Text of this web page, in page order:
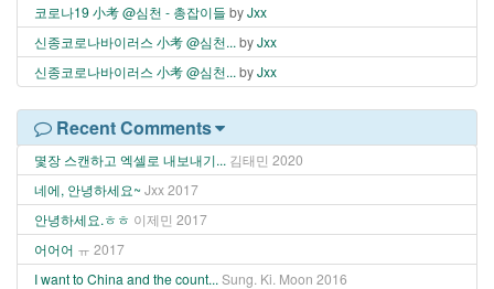
코로나19 小考 @심천 - 총잡이들 byJxx
신종코로나바이러스 小考 @심천... byJxx
신종코로나바이러스 小考 @심천... byJxx
Recent Comments
몇장 스캔하고 엑셀로 내보내기... 김태민 2020
네에, 안녕하세요~ Jxx2017
안녕하세요.ㅎㅎ 이제민 2017
어어어 ㅠ 2017
I want to China and the count... Sung. Ki. Moon 2016